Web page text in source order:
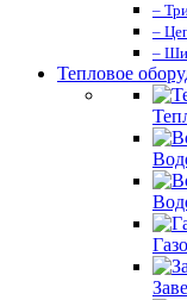
–
–
–
Тепловое